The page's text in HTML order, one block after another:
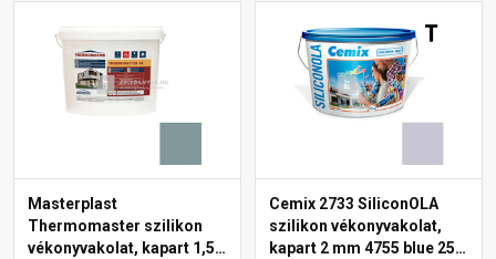
Masterplast
Thermomaster szilikon
vékonyvakolat, kapart 1,5
Cemix 2733 SiliconOLA
szilikon vékonyvakolat,
kapart 2 mm 4755 blue 25